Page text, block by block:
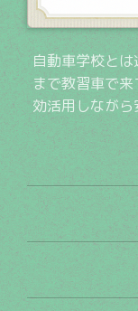
自動車学校と
まで教習車で
効活用しなが